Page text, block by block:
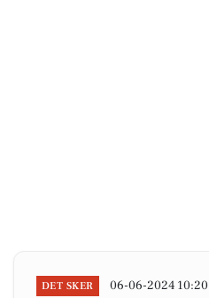
DET SKER 06-06-2024 10:20